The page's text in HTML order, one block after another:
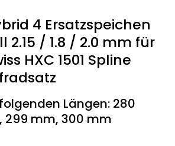
4 Ersatzspeichen
2.15 / 1.8 / 2.0 mm für
HXC 1501 Spline
Längen: 280
299 mm, 300 mm